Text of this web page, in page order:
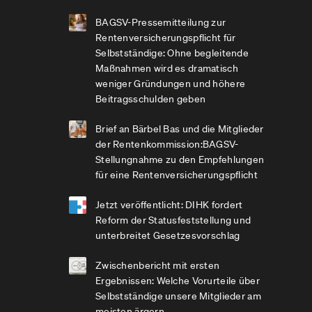
BAGSV-Pressemitteilung zur
Rentenversicherungspflicht für
Selbstständige: Ohne begleitende
Maßnahmen wird es dramatisch
weniger Gründungen und höhere
Beitragsschulden geben
Brief an Bärbel Bas und die Mitglieder
der Rentenkommission:BAGSV-
Stellungnahme zu den Empfehlungen
für eine Rentenversicherungspflicht
Jetzt veröffentlicht: DIHK fordert
Reform der Statusfeststellung und
unterbreitet Gesetzesvorschlag
Zwischenbericht mit ersten
Ergebnissen: Welche Vorurteile über
Selbstständige unsere Mitglieder am